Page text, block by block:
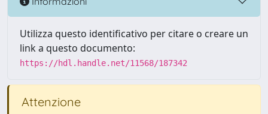
Utilizza questo identificativo per citare o creare un
link a questo documento:
https://hdl.handle.net/11568/187342
Attenzione